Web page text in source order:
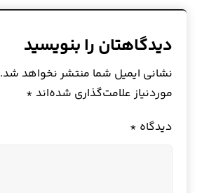
دیدگاهتان را بنویسید
نشانی ایمیل شما منتشر نخواهد شد.
موردنیاز علامت‌گذاری شده‌اند *
دیدگاه *